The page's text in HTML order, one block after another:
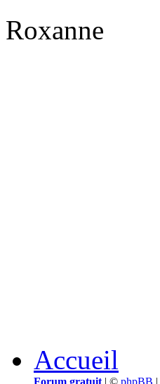
Roxanne
Accueil